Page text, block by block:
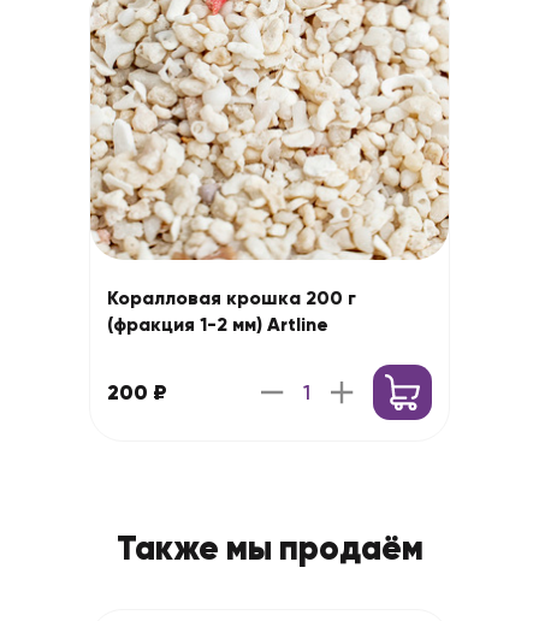
Коралловая крошка 200 г
(фракция 1-2 мм) Artline
200 ₽
Также мы продаём